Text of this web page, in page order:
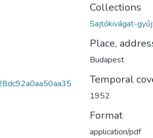
Collections
Sajtókivágat-
Place,
Budapest
Temporal
1952
Format
application/pdf